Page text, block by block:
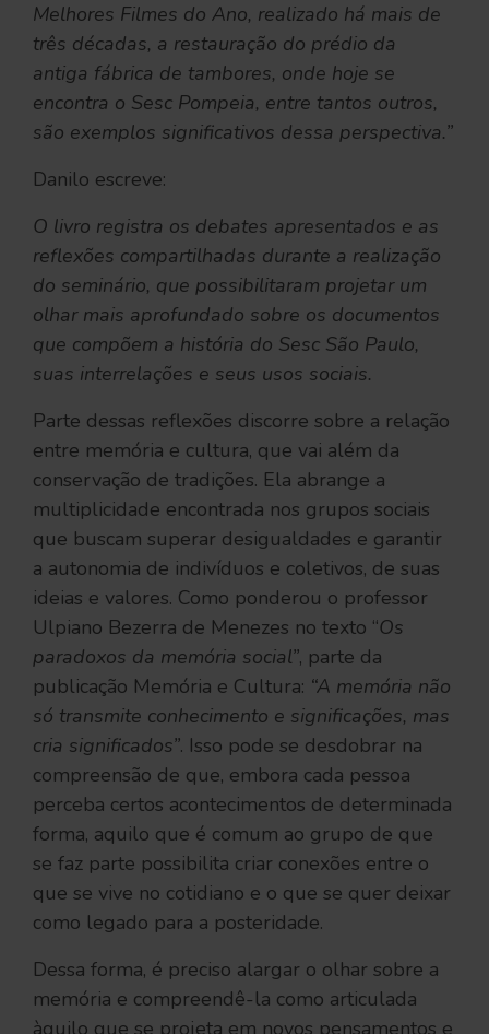
Melhores Filmes do Ano, realizado há mais de
três décadas, a restauração do prédio da
antiga fábrica de tambores, onde hoje se
encontra o Sesc Pompeia, entre tantos outros,
são exemplos significativos dessa perspectiva.”
Danilo escreve:
O livro registra os debates apresentados e as
reflexões compartilhadas durante a realização
do seminário, que possibilitaram projetar um
olhar mais aprofundado sobre os documentos
que compõem a história do Sesc São Paulo,
suas interrelações e seus usos sociais.
Parte dessas reflexões discorre sobre a relação
entre memória e cultura, que vai além da
conservação de tradições. Ela abrange a
multiplicidade encontrada nos grupos sociais
que buscam superar desigualdades e garantir
a autonomia de indivíduos e coletivos, de suas
ideias e valores. Como ponderou o professor
Ulpiano Bezerra de Menezes no texto “Os
paradoxos da memória social”, parte da
publicação Memória e Cultura: “A memória não
só transmite conhecimento e significações, mas
cria significados”. Isso pode se desdobrar na
compreensão de que, embora cada pessoa
perceba certos acontecimentos de determinada
forma, aquilo que é comum ao grupo de que
se faz parte possibilita criar conexões entre o
que se vive no cotidiano e o que se quer deixar
como legado para a posteridade.
Dessa forma, é preciso alargar o olhar sobre a
memória e compreendê-la como articulada